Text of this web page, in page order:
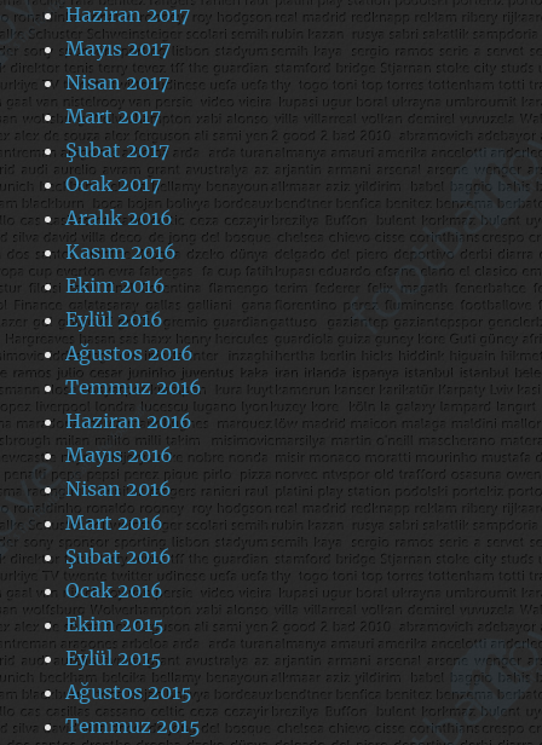
Haziran 2017
Mayıs 2017
Nisan 2017
Mart 2017
Şubat 2017
Ocak 2017
Aralık 2016
Kasım 2016
Ekim 2016
Eylül 2016
Ağustos 2016
Temmuz 2016
Haziran 2016
Mayıs 2016
Nisan 2016
Mart 2016
Şubat 2016
Ocak 2016
Ekim 2015
Eylül 2015
Ağustos 2015
Temmuz 2015